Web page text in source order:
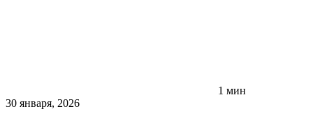
1 мин
30 января, 2026